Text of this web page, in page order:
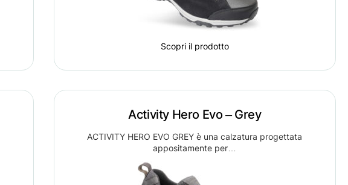
Scopri il prodotto
Activity Hero Evo – Grey
ACTIVITY HERO EVO GREY è una calzatura progettata
appositamente per…